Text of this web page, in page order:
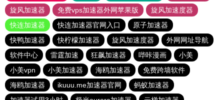
旋风加速器
免费vps加速器外网苹果版
旋风加速度器
快连加速器
快连加速器官网入口
原子加速器
快鸭加速器
快柠檬加速器 旋风加速度器
外网网址导航
软件中心
雷霆加速 狂飙加速器 哔咔漫画
小美
小美vpn
小美加速器 海鸥加速器
免费跨墙软件
海鸥加速器
ikuuu.me加速器官网
蚂蚁加速器